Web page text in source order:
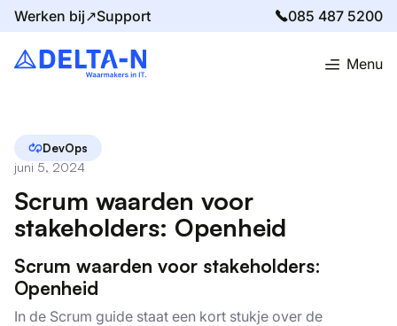
Werken bij↗Support 085 487 5200
Menu
Home Blog Scrum waarden voor stakeholders: Openheid
DevOps
juni 5, 2024
Scrum waarden voor
stakeholders: Openheid
Scrum waarden voor stakeholders:
Openheid
In de Scrum guide staat een kort stukje over de